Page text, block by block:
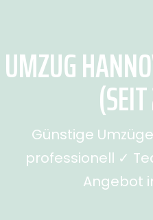
UMZUG
Günstige
professionell ✓
Angebot